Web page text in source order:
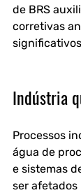
de BRS
corretivas
Indústria
Processos
água de
e sistemas
ser afetados